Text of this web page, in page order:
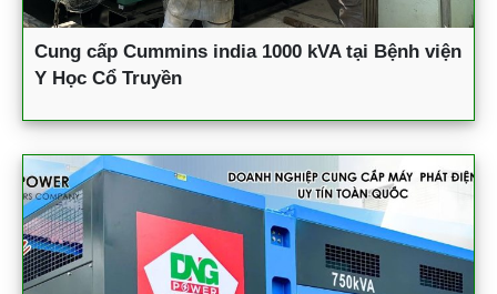
Cung cấp Cummins india 1000 kVA tại Bệnh viện
Y Học Cổ Truyền